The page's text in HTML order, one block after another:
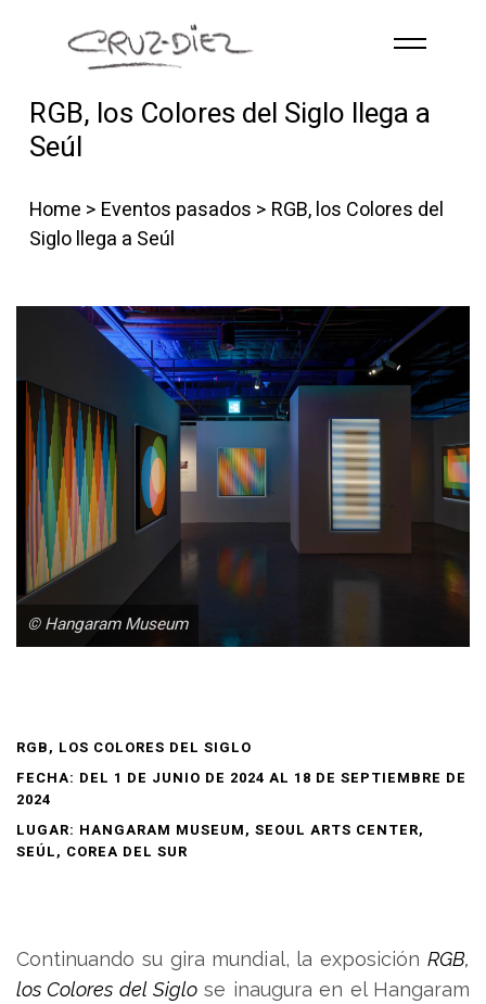
Skip to main content
INICIO
ABOUT
EVENTOS
PUBLICACIONES
CONTACTO
Spanish
RGB, los Colores del Siglo llega a
Seúl
Home > Eventos pasados > RGB, los Colores del
Siglo llega a Seúl
© Hangaram Museum
RGB, LOS COLORES DEL SIGLO
FECHA: DEL 1 DE JUNIO DE 2024 AL 18 DE SEPTIEMBRE DE
2024
LUGAR: HANGARAM MUSEUM, SEOUL ARTS CENTER,
SEÚL, COREA DEL SUR
Continuando su gira mundial, la exposición RGB,
los Colores del Siglo se inaugura en el Hangaram